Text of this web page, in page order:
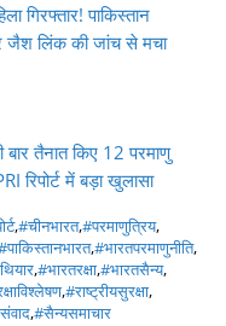
गिरफ्तार! पाकिस्तान
लिंक की जांच से मचा
बार तैनात किए 12 परमाणु
रिपोर्ट में बड़ा खुलासा
,#चीनभारत,#परमाणुत्रिय,
,#भारतपरमाणुनीति,
,#भारतरक्षा,#भारतसैन्य,
,#राष्ट्रीयसुरक्षा,
,#सैन्यसमाचार